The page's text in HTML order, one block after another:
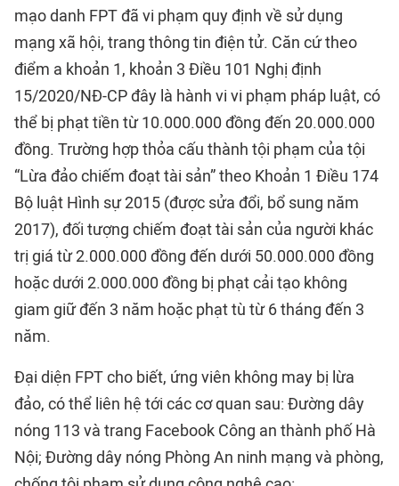
mạo danh FPT đã vi phạm quy định về sử dụng
mạng xã hội, trang thông tin điện tử. Căn cứ theo
điểm a khoản 1, khoản 3 Điều 101 Nghị định
15/2020/NĐ-CP đây là hành vi vi phạm pháp luật, có
thể bị phạt tiền từ 10.000.000 đồng đến 20.000.000
đồng. Trường hợp thỏa cấu thành tội phạm của tội
“Lừa đảo chiếm đoạt tài sản” theo Khoản 1 Điều 174
Bộ luật Hình sự 2015 (được sửa đổi, bổ sung năm
2017), đối tượng chiếm đoạt tài sản của người khác
trị giá từ 2.000.000 đồng đến dưới 50.000.000 đồng
hoặc dưới 2.000.000 đồng bị phạt cải tạo không
giam giữ đến 3 năm hoặc phạt tù từ 6 tháng đến 3
năm.
Đại diện FPT cho biết, ứng viên không may bị lừa
đảo, có thể liên hệ tới các cơ quan sau: Đường dây
nóng 113 và trang Facebook Công an thành phố Hà
Nội; Đường dây nóng Phòng An ninh mạng và phòng,